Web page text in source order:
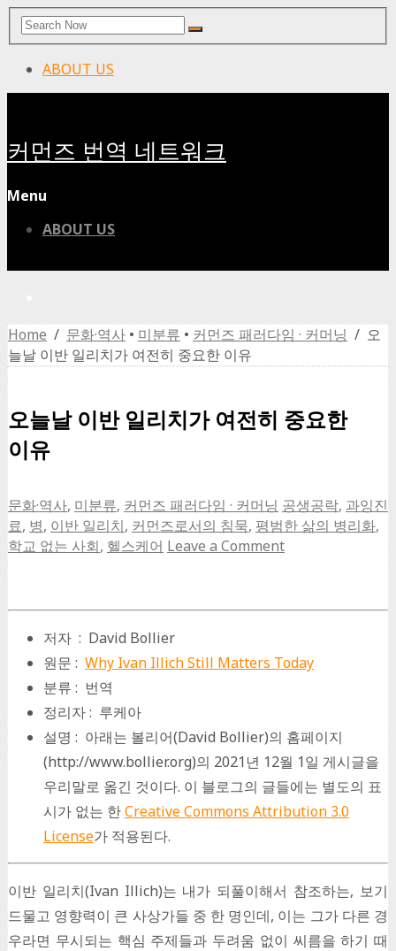
Search
for:
Search
ABOUT US
커먼즈 번역 네트워크
Menu
ABOUT US
Home / 문화·역사 • 미분류 • 커먼즈 패러다임 · 커머닝 / 오
늘날 이반 일리치가 여전히 중요한 이유
오늘날 이반 일리치가 여전히 중요한
이유
문화·역사, 미분류, 커먼즈 패러다임 · 커머닝 공생공락, 과잉진
료, 병, 이반 일리치, 커먼즈로서의 침묵, 평범한 삶의 병리화,
학교 없는 사회, 헬스케어 Leave a Comment
저자 : David Bollier
원문 : Why Ivan Illich Still Matters Today
분류 : 번역
정리자 : 루케아
설명 : 아래는 볼리어(David Bollier)의 홈페이지
(http://www.bollier.org)의 2021년 12월 1일 게시글을
우리말로 옮긴 것이다. 이 블로그의 글들에는 별도의 표
시가 없는 한Creative Commons Attribution 3.0
License가 적용된다.
이반 일리치(Ivan Illich)는 내가 되풀이해서 참조하는, 보기
드물고 영향력이 큰 사상가들 중 한 명인데, 이는 그가 다른 경
우라면 무시되는 핵심 주제들과 두려움 없이 씨름을 하기 때